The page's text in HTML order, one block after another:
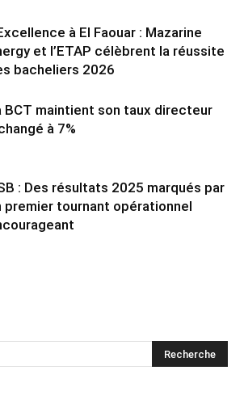
à El Faouar : Mazarine
et l’ETAP célèbrent la réussite
bacheliers 2026
BCT maintient son taux directeur
à 7%
: Des résultats 2025 marqués par
premier tournant opérationnel